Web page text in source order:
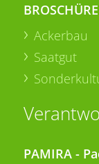
Ackerbau
Saatgut
PAMIRA -